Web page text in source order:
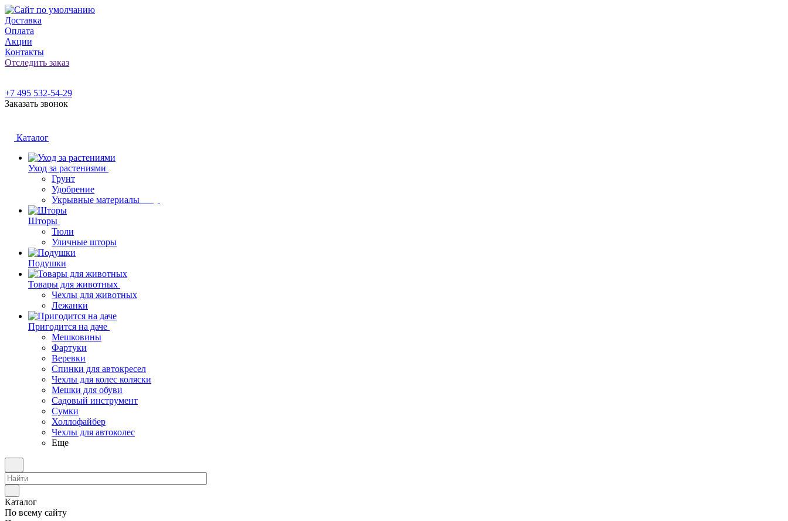
Доставка
Оплата
Акции
Контакты
Отследить заказ
+7 495 532-54-29
Заказать звонок
Каталог
Уход за растениями
Грунт
Удобрение
Укрывные материалы
Шторы
Тюли
Уличные шторы
Подушки
Товары для животных
Чехлы для животных
Лежанки
Пригодится на даче
Мешковины
Фартуки
Веревки
Спинки для автокресел
Чехлы для колес коляски
Мешки для обуви
Садовый инструмент
Сумки
Холлофайбер
Чехлы для автоколес
Еще
Каталог
По всему сайту